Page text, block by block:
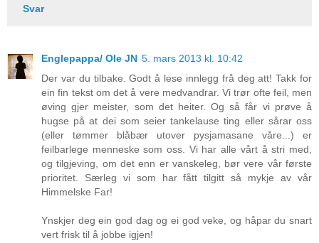
Svar
Englepappa/ Ole JN 5. mars 2013 kl. 10:42
Der var du tilbake. Godt å lese innlegg frå deg att! Takk for
ein fin tekst om det å vere medvandrar. Vi trør ofte feil, men
øving gjer meister, som det heiter. Og så får vi prøve å
hugse på at dei som seier tankelause ting eller sårar oss
(eller tømmer blåbær utover pysjamasane våre...) er
feilbarlege menneske som oss. Vi har alle vårt å stri med,
og tilgjeving, om det enn er vanskeleg, bør vere vår første
prioritet. Særleg vi som har fått tilgitt så mykje av vår
Himmelske Far!
Ynskjer deg ein god dag og ei god veke, og håpar du snart
vert frisk til å jobbe igjen!